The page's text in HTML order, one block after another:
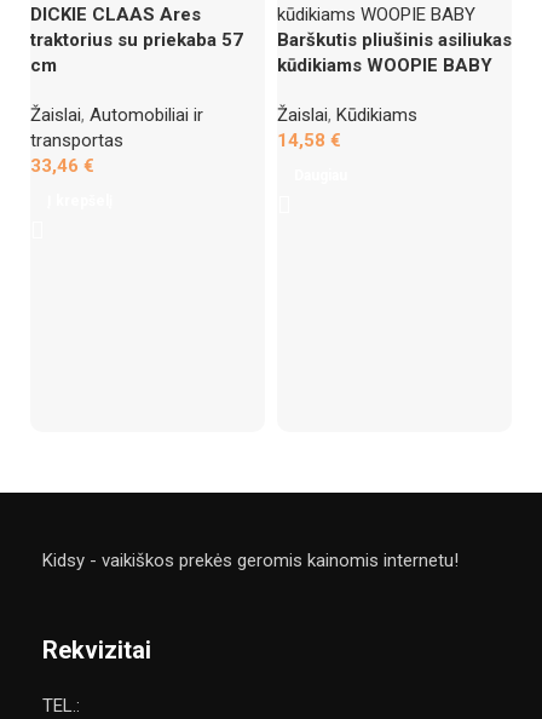
DICKIE CLAAS Ares
traktorius su priekaba 57
cm
Žaislai, Automobiliai ir
transportas
33,46 €
Barškutis pliušinis asiliukas
kūdikiams WOOPIE BABY
Žaislai, Kūdikiams
14,58 €
Kidsy - vaikiškos prekės geromis kainomis internetu!
Rekvizitai
TEL.: